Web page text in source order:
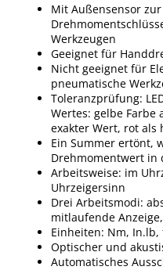
Mit Außensensor
Werkzeugen
Geeignet für
Nicht geeignet für
pneumatische
Toleranzprüfung:
Wertes: gelbe Farbe
exakter Wert, rot als
Ein Summer ertönt,
Drehmomentwert in
Arbeitsweise: im
Uhrzeigersinn
Drei Arbeitsmodi:
mitlaufende
Einheiten: Nm, In.lb,
Optischer und
Automatisches